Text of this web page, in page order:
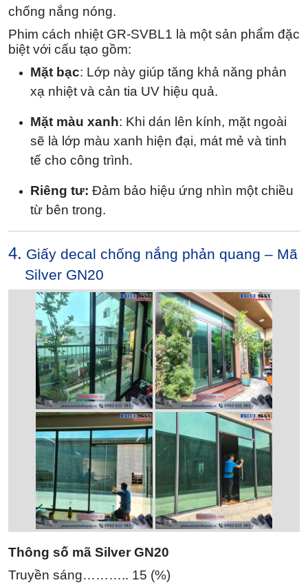
chống nắng nóng.
Phim cách nhiệt GR-SVBL1 là một sản phẩm đặc
biệt với cấu tạo gồm:
Mặt bạc: Lớp này giúp tăng khả năng phản
xạ nhiệt và cản tia UV hiệu quả.
Mặt màu xanh: Khi dán lên kính, mặt ngoài
sẽ là lớp màu xanh hiện đại, mát mẻ và tinh
tế cho công trình.
Riêng tư: Đảm bảo hiệu ứng nhìn một chiều
từ bên trong.
4. Giấy decal chống nắng phản quang – Mã
Silver GN20
Thông số mã Silver GN20
Truyền sáng……….. 15 (%)